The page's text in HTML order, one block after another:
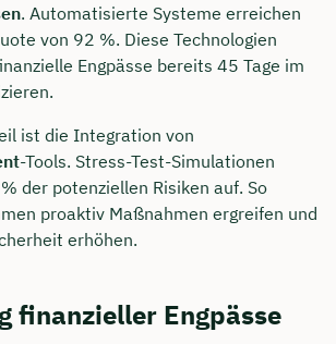
. Automatisierte Systeme erreichen
von 92 %. Diese Technologien
Engpässe bereits 45 Tage im
ist die Integration von
-Tools. Stress-Test-Simulationen
der potenziellen Risiken auf. So
proaktiv Maßnahmen ergreifen und
erhöhen.
finanzieller Engpässe